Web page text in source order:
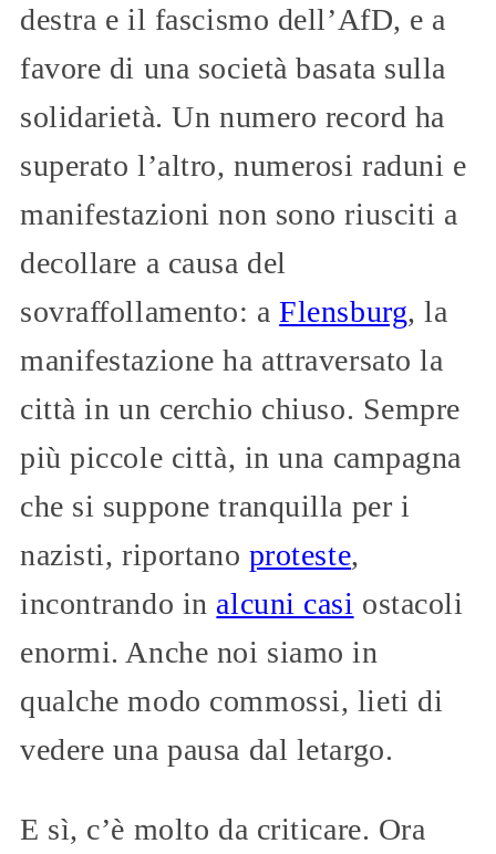
destra e il fascismo dell’AfD, e a
favore di una società basata sulla
solidarietà. Un numero record ha
superato l’altro, numerosi raduni e
manifestazioni non sono riusciti a
decollare a causa del
sovraffollamento: aFlensburg, la
manifestazione ha attraversato la
città in un cerchio chiuso. Sempre
più piccole città, in una campagna
che si suppone tranquilla per i
nazisti, riportano proteste,
incontrando in alcuni casi ostacoli
enormi. Anche noi siamo in
qualche modo commossi, lieti di
vedere una pausa dal letargo.
E sì, c’è molto da criticare. Ora